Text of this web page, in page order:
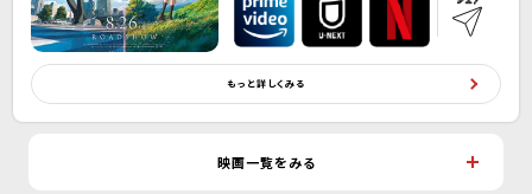
もっと詳しくみる
映画一覧をみる